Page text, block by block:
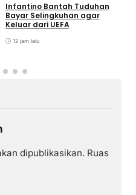
Infantino Bantah Tuduhan
Bayar Selingkuhan agar
Keluar dari UEFA
12 jam lalu
dipublikasikan. Ruas